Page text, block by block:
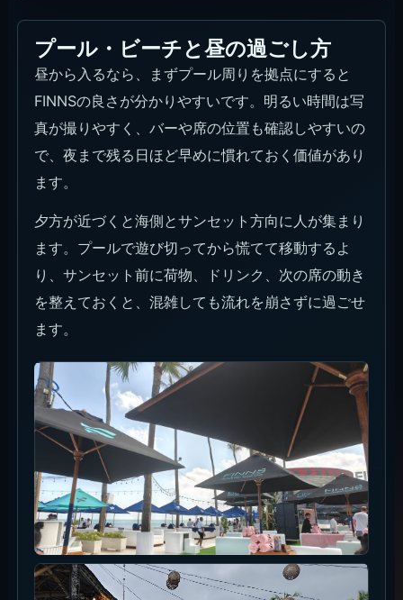
プール・ビーチと昼の過ごし方
昼から入るなら、まずプール周りを拠点にすると
FINNSの良さが分かりやすいです。明るい時間は写
真が撮りやすく、バーや席の位置も確認しやすいの
で、夜まで残る日ほど早めに慣れておく価値があり
ます。
夕方が近づくと海側とサンセット方向に人が集まり
ます。プールで遊び切ってから慌てて移動するよ
り、サンセット前に荷物、ドリンク、次の席の動き
を整えておくと、混雑しても流れを崩さずに過ごせ
ます。